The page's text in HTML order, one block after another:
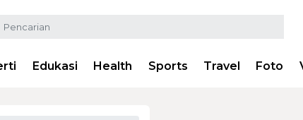
Edukasi Health Sports Travel Foto